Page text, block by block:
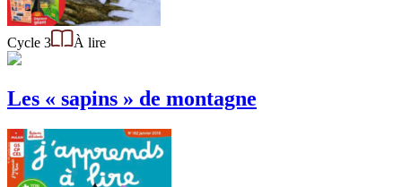
Cycle 3 À lire
Les « sapins » de montagne